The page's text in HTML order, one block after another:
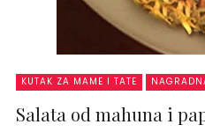
KUTAK ZA MAME I TATE
Salata od mahuna i